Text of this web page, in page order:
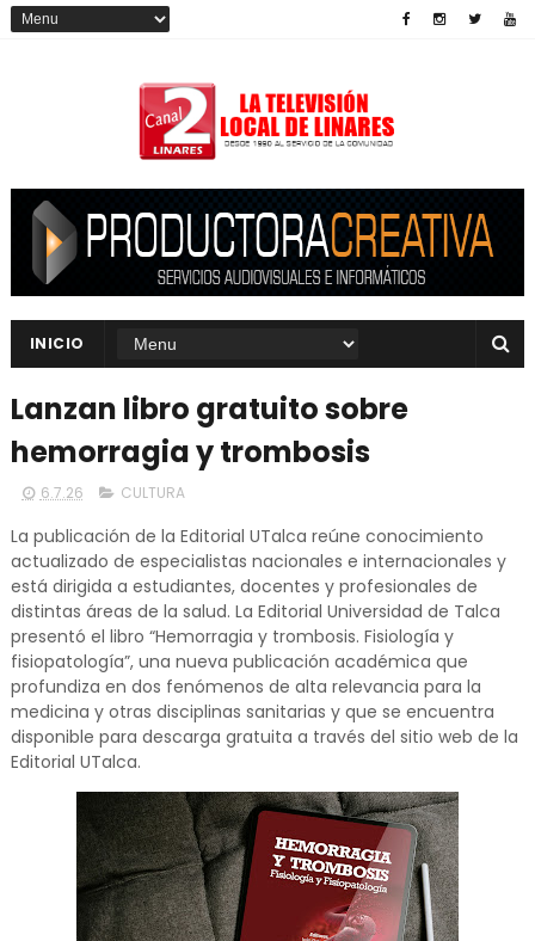
INICIO
Lanzan libro gratuito sobre
hemorragia y trombosis
6.7.26 CULTURA
La publicación de la Editorial UTalca reúne conocimiento
actualizado de especialistas nacionales e internacionales y
está dirigida a estudiantes, docentes y profesionales de
distintas áreas de la salud. La Editorial Universidad de Talca
presentó el libro “Hemorragia y trombosis. Fisiología y
fisiopatología”, una nueva publicación académica que
profundiza en dos fenómenos de alta relevancia para la
medicina y otras disciplinas sanitarias y que se encuentra
disponible para descarga gratuita a través del sitio web de la
Editorial UTalca.